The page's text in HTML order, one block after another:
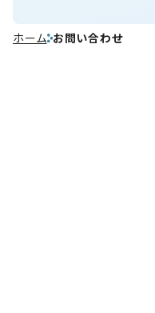
ホーム お問い合わせ